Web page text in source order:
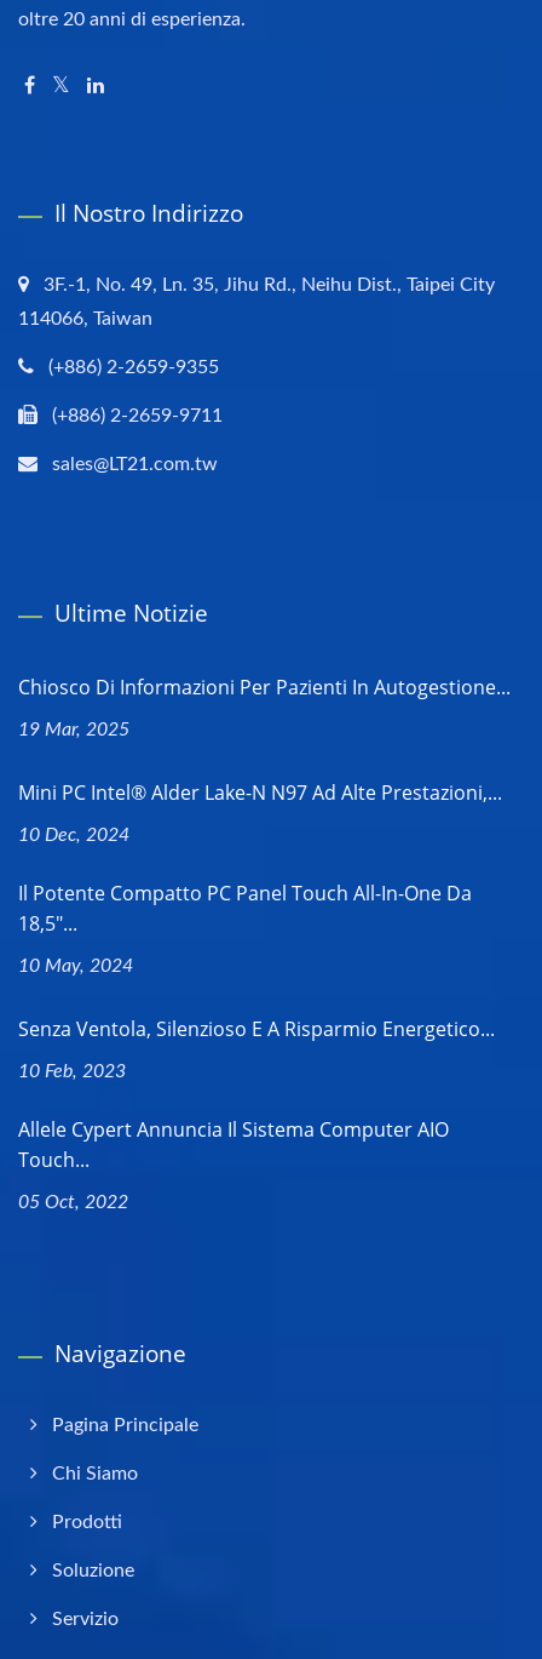
oltre 20 anni di esperienza.
Il Nostro Indirizzo
3F.-1, No. 49, Ln. 35, Jihu Rd., Neihu Dist., Taipei City
114066, Taiwan
(+886) 2-2659-9355
(+886) 2-2659-9711
sales@LT21.com.tw
Ultime Notizie
Chiosco Di Informazioni Per Pazienti In Autogestione...
19 Mar, 2025
Mini PC Intel® Alder Lake-N N97 Ad Alte Prestazioni,...
10 Dec, 2024
Il Potente Compatto PC Panel Touch All-In-One Da
18,5"...
10 May, 2024
Senza Ventola, Silenzioso E A Risparmio Energetico...
10 Feb, 2023
Allele Cypert Annuncia Il Sistema Computer AIO
Touch...
05 Oct, 2022
Navigazione
Pagina Principale
Chi Siamo
Prodotti
Soluzione
Servizio